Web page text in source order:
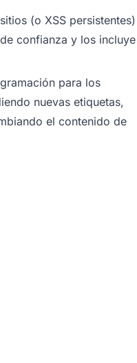
(o XSS persistentes)
confianza y los incluye
para los
nuevas etiquetas,
el contenido de